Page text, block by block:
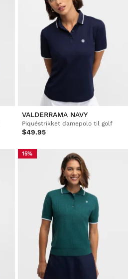
VALDERRAMA NAVY
Piquéstrikket damepolo til golf
$49.95
15%